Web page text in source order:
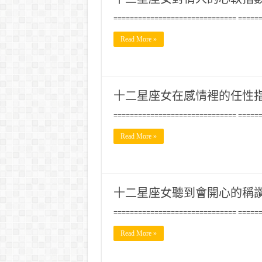
==============================
Read More »
十二星座女在感情裡的任性
==============================
Read More »
十二星座女聽到會開心的稱
==============================
Read More »